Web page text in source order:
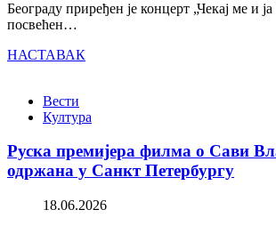
Београду приређен је концерт „Чекај ме и
посвећен…
НАСТАВАК
Вести
Култура
Руска премијера филма о Сави
одржана у Санкт Петербургу
18.06.2026